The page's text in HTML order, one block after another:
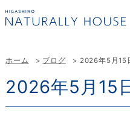
ホーム ブログ 2026年5月15
2026年5月15